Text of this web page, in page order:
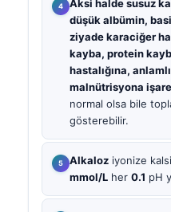
Aksi halde susuz
düşük albümin,
ziyade karaciğer
kayba, protein
hastalığına,
malnütrisyona
normal olsa bile
gösterebilir.
Alkaloz iyonize
mmol/L her 0.1 pH